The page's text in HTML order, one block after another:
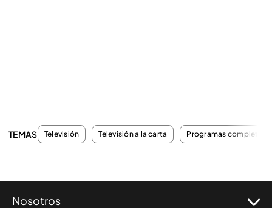
TEMAS Televisión Televisión a la carta Programas completos
Nosotros